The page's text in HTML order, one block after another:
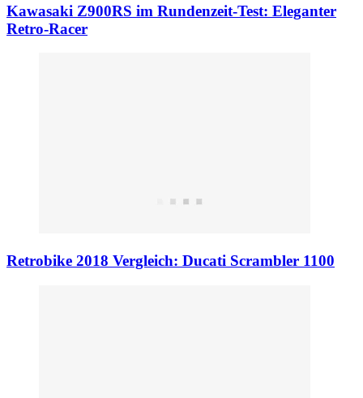
Kawasaki Z900RS im Rundenzeit-Test: Eleganter
Retro-Racer
Retrobike 2018 Vergleich: Ducati Scrambler 1100